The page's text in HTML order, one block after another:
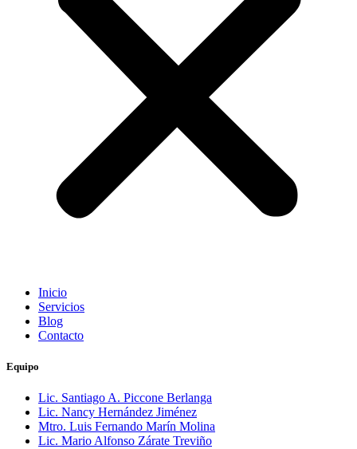
Inicio
Servicios
Blog
Contacto
Equipo
Lic. Santiago A. Piccone Berlanga
Lic. Nancy Hernández Jiménez
Mtro. Luis Fernando Marín Molina
Lic. Mario Alfonso Zárate Treviño